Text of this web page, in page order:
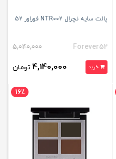
پالت سایه نچرال NTR002 فوراور 52
Forever52
5,040,000
خرید 4,140,000 تومان
16٪